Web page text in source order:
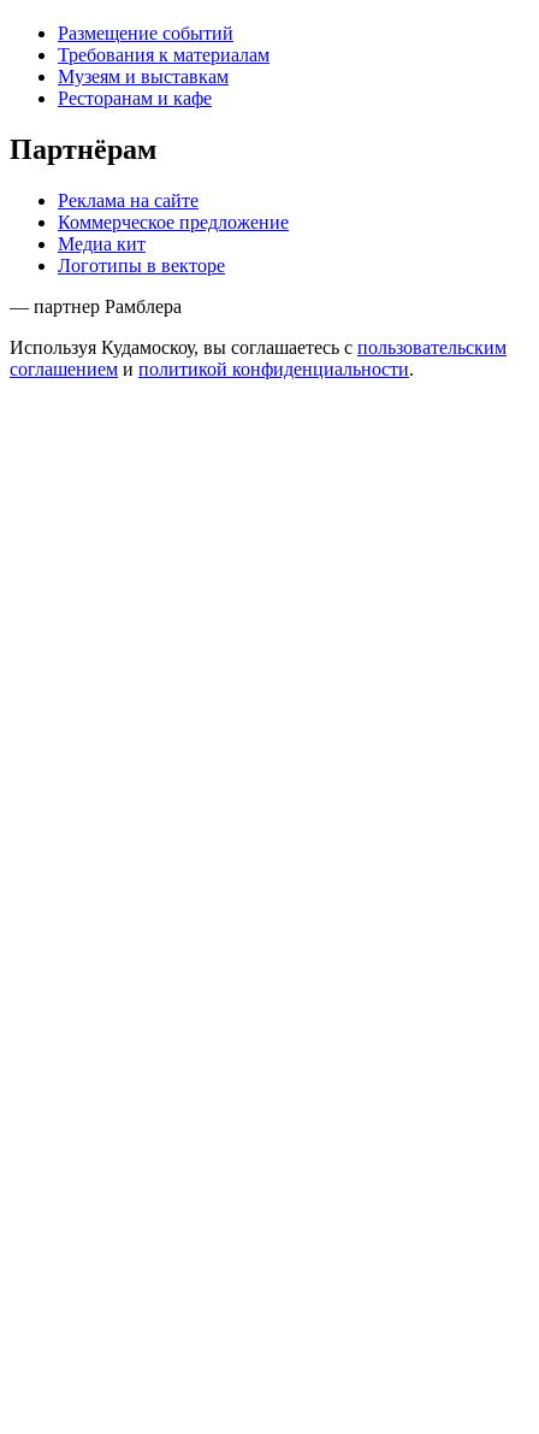
Размещение событий
Требования к материалам
Музеям и выставкам
Ресторанам и кафе
Партнёрам
Реклама на сайте
Коммерческое предложение
Медиа кит
Логотипы в векторе
— партнер Рамблера
Используя Кудамоскоу, вы соглашаетесь с пользовательским
соглашением и политикой конфиденциальности.